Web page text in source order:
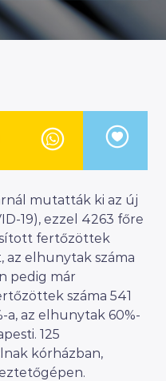
mutatták ki az új
19), ezzel 4263 főre
fertőzöttek
az elhunytak száma
pedig már
száma 541
az elhunytak 60%-
125
kórházban,